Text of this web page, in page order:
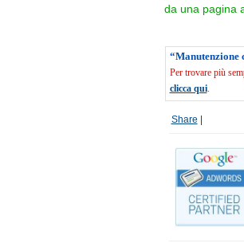
da una pagina
Per trovare più
clicca qui.
Share